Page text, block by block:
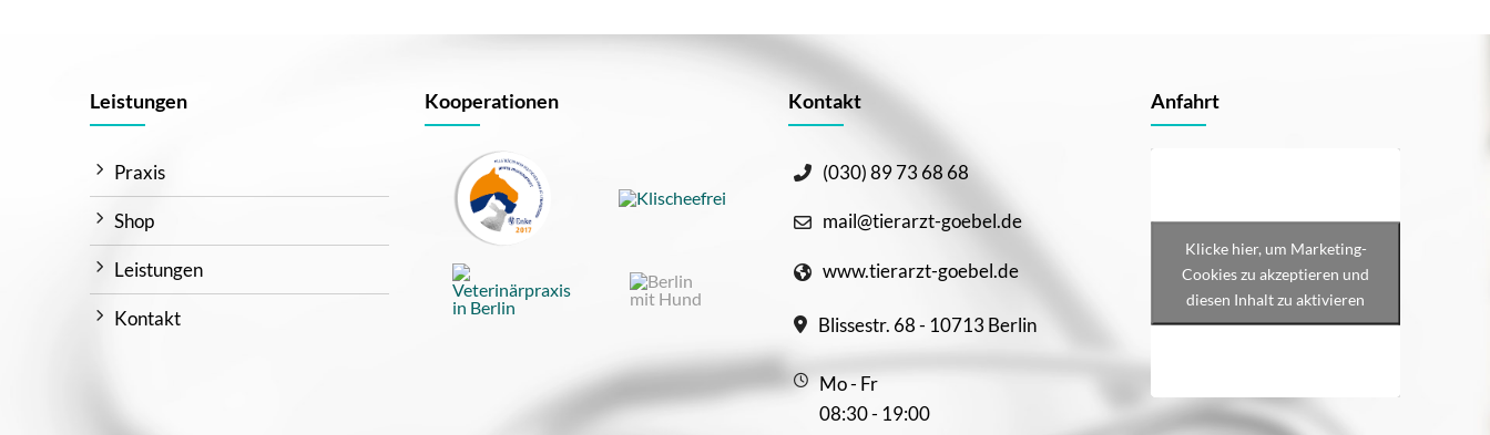
Leistungen
Praxis
Shop
Leistungen
Kontakt
Kooperationen Kontakt
(030) 89 73 68 68
mail@tierarzt-goebel.de
www.tierarzt-goebel.de
Blissestr. 68 - 10713 Berlin
Mo - Fr
08:30 - 19:00
Anfahrt
Klicke hier, um Marketing-
Cookies zu akzeptieren und
diesen Inhalt zu aktivieren